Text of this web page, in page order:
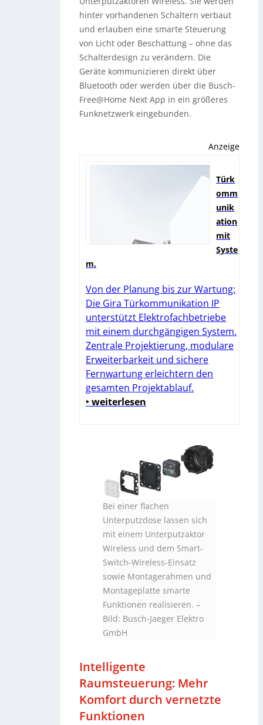
hinter vorhandenen Schaltern verbaut
und erlauben eine smarte Steuerung
von Licht oder Beschattung – ohne das
Schalterdesign zu verändern. Die
Geräte kommunizieren direkt über
Bluetooth oder werden über die Busch-
Free@Home Next App in ein größeres
Funknetzwerk eingebunden.
Anzeige
Türk
omm
unik
ation
mit
Syste
m.
Von der Planung bis zur Wartung:
Die Gira Türkommunikation IP
unterstützt Elektrofachbetriebe
mit einem durchgängigen System.
Zentrale Projektierung, modulare
Erweiterbarkeit und sichere
Fernwartung erleichtern den
gesamten Projektablauf.
‣ weiterlesen
Bei einer flachen
Unterputzdose lassen sich
mit einem Unterputzaktor
Wireless und dem Smart-
Switch-Wireless-Einsatz
sowie Montagerahmen und
Montageplatte smarte
Funktionen realisieren. –
Bild: Busch-Jaeger Elektro
GmbH
Intelligente
Raumsteuerung: Mehr
Komfort durch vernetzte
Funktionen